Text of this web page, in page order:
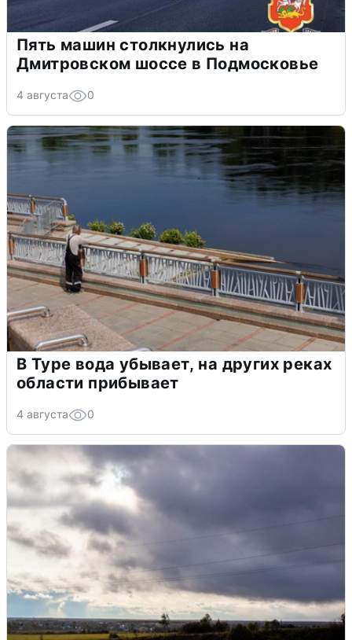
Пять машин столкнулись на
Дмитровском шоссе в Подмосковье
4 августа 0
В Туре вода убывает, на других реках
области прибывает
4 августа 0